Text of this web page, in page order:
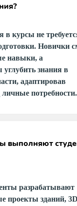
в курсы не
Новички
навыки, а
знания в
адаптировав
потребности.
выполняют
разрабатывают
проекты зданий,